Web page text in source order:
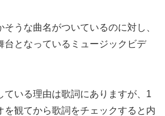
うな曲名がついているのに対し、
台となっているミュージックビデ
ている理由は歌詞にありますが、1
を観てから歌詞をチェックすると内